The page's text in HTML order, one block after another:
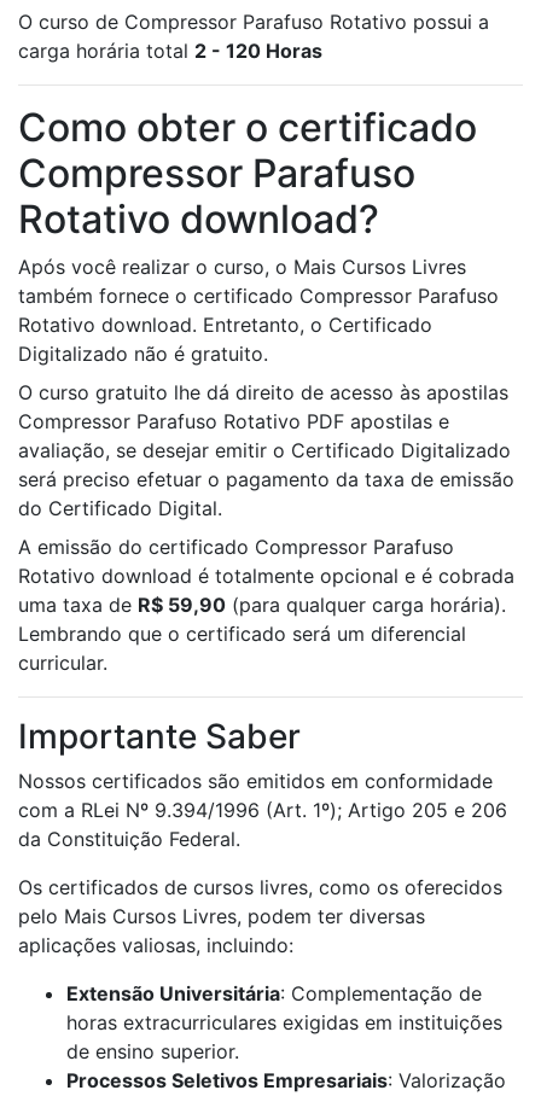
O curso de Compressor Parafuso Rotativo possui a
carga horária total 2 - 120 Horas
Como obter o certificado
Compressor Parafuso
Rotativo download?
Após você realizar o curso, o Mais Cursos Livres
também fornece o certificado Compressor Parafuso
Rotativo download. Entretanto, o Certificado
Digitalizado não é gratuito.
O curso gratuito lhe dá direito de acesso às apostilas
Compressor Parafuso Rotativo PDF apostilas e
avaliação, se desejar emitir o Certificado Digitalizado
será preciso efetuar o pagamento da taxa de emissão
do Certificado Digital.
A emissão do certificado Compressor Parafuso
Rotativo download é totalmente opcional e é cobrada
uma taxa de R$ 59,90 (para qualquer carga horária).
Lembrando que o certificado será um diferencial
curricular.
Importante Saber
Nossos certificados são emitidos em conformidade
com a RLei Nº 9.394/1996 (Art. 1º); Artigo 205 e 206
da Constituição Federal.
Os certificados de cursos livres, como os oferecidos
pelo Mais Cursos Livres, podem ter diversas
aplicações valiosas, incluindo:
Extensão Universitária: Complementação de
horas extracurriculares exigidas em instituições
de ensino superior.
Processos Seletivos Empresariais: Valorização